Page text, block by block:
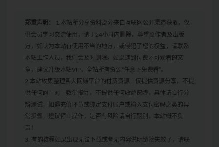
郑重声明：
1.本站所分享资料部分来自互联网公开渠道获取，仅
供会员学习交流使用，请于24小时内删除，尊重原作者及出版
方，如认为本站有使用不当的地方，或侵犯了您的权益，请联系
本站工作人员，我们会及时删除。如果遇到付费才可观看的文
章，建议升级本站VIP，全站所有资源“任意下免费看”。
2.本站收集整理各大网赚平台的付费资源，仅提供资源分享，不提
供任何的一对一教学指导，不提供任何收益保障，具体请自行分
辨测试，如遇充值环节或绑定支付账户或输入支付密码之类的异
常步骤，建议停止操作，是否有风险请自行甄别，本站概不负
责！
3. 有的教程如果出现无法下载或者无内容说明链接失效了，请联